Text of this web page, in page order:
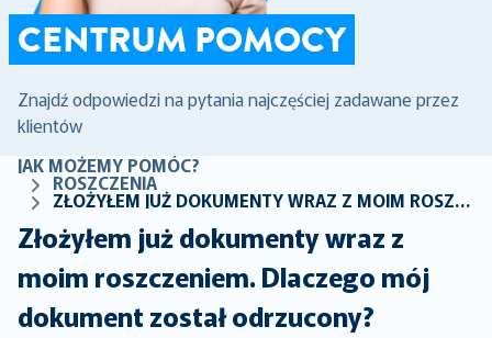
CENTRUM POMOCY
Znajdź odpowiedzi na pytania najczęściej zadawane przez
klientów
JAK MOŻEMY POMÓC?
ROSZCZENIA
ZŁOŻYŁEM JUŻ DOKUMENTY WRAZ Z MOIM ROSZCZENIEM. DLACZEGO MÓJ DOKUMENT ZOSTAŁ ODRZUCONY?
Złożyłem już dokumenty wraz z
moim roszczeniem. Dlaczego mój
dokument został odrzucony?